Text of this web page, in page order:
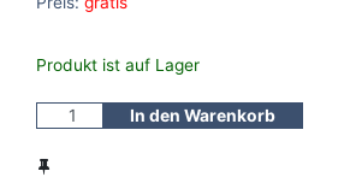
Produkt ist auf Lager
In den Warenkorb